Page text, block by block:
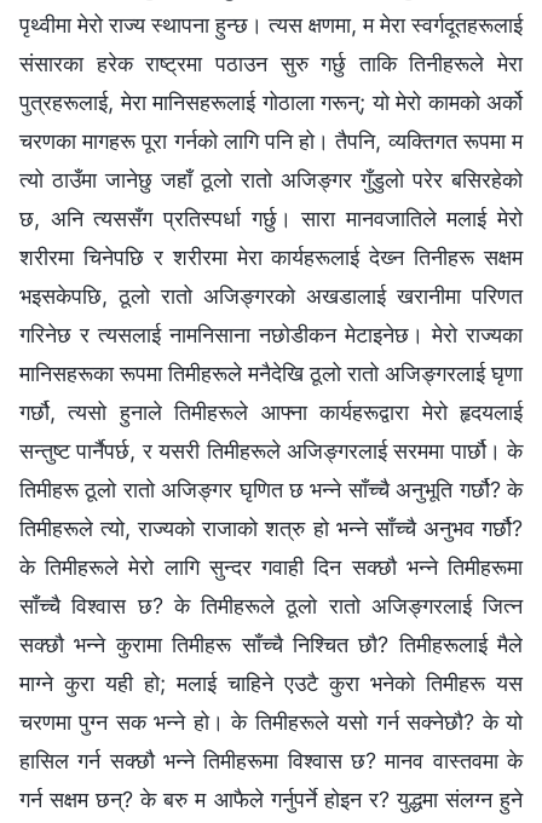
पृथ्वीमा मेरो राज्य स्थापना हुन्छ। त्यस क्षणमा, म मेरा स्वर्गदूतहरूलाई
संसारका हरेक राष्ट्रमा पठाउन सुरु गर्छु ताकि तिनीहरूले मेरा
पुत्रहरूलाई, मेरा मानिसहरूलाई गोठाला गरून्; यो मेरो कामको अर्को
चरणका मागहरू पूरा गर्नको लागि पनि हो। तैपनि, व्यक्तिगत रूपमा म
त्यो ठाउँमा जानेछु जहाँ ठूलो रातो अजिङ्गर गुँडुलो परेर बसिरहेको
छ, अनि त्यससँग प्रतिस्पर्धा गर्छु। सारा मानवजातिले मलाई मेरो
शरीरमा चिनेपछि र शरीरमा मेरा कार्यहरूलाई देख्‍न तिनीहरू सक्षम
भइसकेपछि, ठूलो रातो अजिङ्गरको अखडालाई खरानीमा परिणत
गरिनेछ र त्यसलाई नामनिसाना नछोडीकन मेटाइनेछ। मेरो राज्यका
मानिसहरूका रूपमा तिमीहरूले मनैदेखि ठूलो रातो अजिङ्गरलाई घृणा
गर्छौ, त्यसो हुनाले तिमीहरूले आफ्‍ना कार्यहरूद्वारा मेरो हृदयलाई
सन्तुष्ट पार्नैपर्छ, र यसरी तिमीहरूले अजिङ्गरलाई सरममा पार्छौ। के
तिमीहरू ठूलो रातो अजिङ्गर घृणित छ भन्‍ने साँच्‍चै अनुभूति गर्छौ? के
तिमीहरूले त्यो, राज्यको राजाको शत्रु हो भन्‍ने साँच्‍चै अनुभव गर्छौ?
के तिमीहरूले मेरो लागि सुन्दर गवाही दिन सक्छौ भन्‍ने तिमीहरूमा
साँच्‍चै विश्‍वास छ? के तिमीहरूले ठूलो रातो अजिङ्गरलाई जित्‍न
सक्छौ भन्‍ने कुरामा तिमीहरू साँच्‍चै निश्‍चित छौ? तिमीहरूलाई मैले
माग्‍ने कुरा यही हो; मलाई चाहिने एउटै कुरा भनेको तिमीहरू यस
चरणमा पुग्‍न सक भन्‍ने हो। के तिमीहरूले यसो गर्न सक्‍नेछौ? के यो
हासिल गर्न सक्छौ भन्‍ने तिमीहरूमा विश्‍वास छ? मानव वास्तवमा के
गर्न सक्षम छन्? के बरु म आफैले गर्नुपर्ने होइन र? युद्धमा संलग्‍न हुने